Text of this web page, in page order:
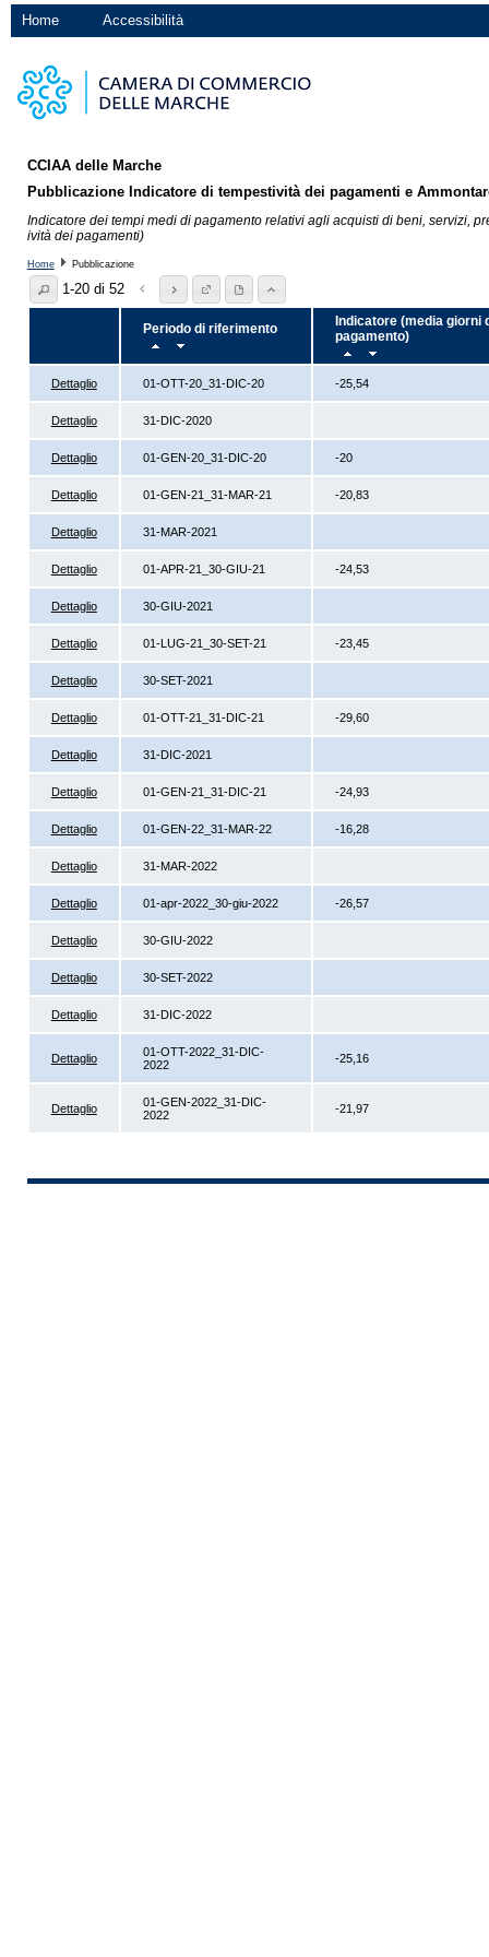
Home Accessibilità
CCIAA delle Marche
Pubblicazione Indicatore di tempestività dei pagamenti e
Indicatore dei tempi medi di pagamento relativi agli acquisti di beni, servizi,
ività dei pagamenti)
Home Pubblicazione
1-20 di 52
Periodo di riferimento
Indicatore (media giorni
pagamento)
Dettaglio 01-OTT-20_31-DIC-20 -25,54
Dettaglio 31-DIC-2020
Dettaglio 01-GEN-20_31-DIC-20 -20
Dettaglio 01-GEN-21_31-MAR-21 -20,83
Dettaglio 31-MAR-2021
Dettaglio 01-APR-21_30-GIU-21 -24,53
Dettaglio 30-GIU-2021
Dettaglio 01-LUG-21_30-SET-21 -23,45
Dettaglio 30-SET-2021
Dettaglio 01-OTT-21_31-DIC-21 -29,60
Dettaglio 31-DIC-2021
Dettaglio 01-GEN-21_31-DIC-21 -24,93
Dettaglio 01-GEN-22_31-MAR-22 -16,28
Dettaglio 31-MAR-2022
Dettaglio 01-apr-2022_30-giu-2022 -26,57
Dettaglio 30-GIU-2022
Dettaglio 30-SET-2022
Dettaglio 31-DIC-2022
Dettaglio
01-OTT-2022_31-DIC-
2022
-25,16
Dettaglio
01-GEN-2022_31-DIC-
2022
-21,97